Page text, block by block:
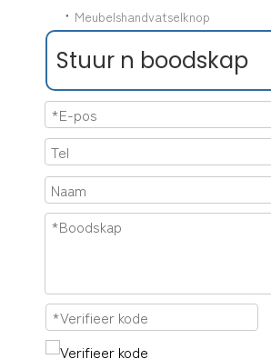
Meubelshandvatselknop
Stuur n boodskap